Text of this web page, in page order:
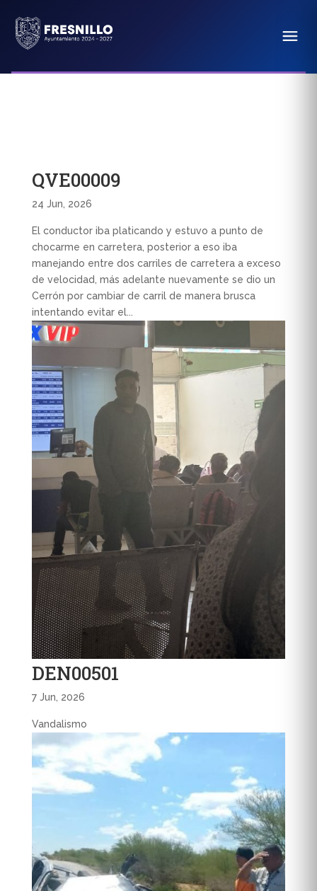
QVE00009
24 Jun, 2026
El conductor iba platicando y estuvo a punto de
chocarme en carretera, posterior a eso iba
manejando entre dos carriles de carretera a exceso
de velocidad, más adelante nuevamente se dio un
Cerrón por cambiar de carril de manera brusca
intentando evitar el...
DEN00501
7 Jun, 2026
Vandalismo